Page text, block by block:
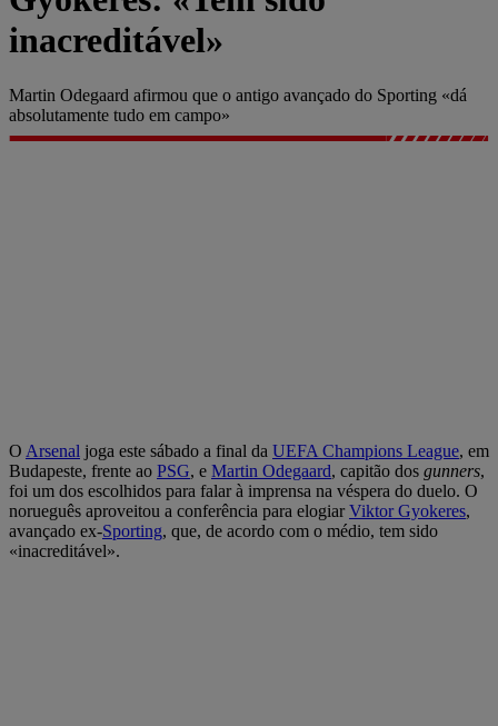
inacreditável»
Martin Odegaard afirmou que o antigo avançado do Sporting «dá
absolutamente tudo em campo»
O Arsenal joga este sábado a final da UEFA Champions League, em
Budapeste, frente ao PSG, e Martin Odegaard, capitão dos gunners,
foi um dos escolhidos para falar à imprensa na véspera do duelo. O
norueguês aproveitou a conferência para elogiarViktor Gyokeres,
avançado ex-Sporting, que, de acordo com o médio, tem sido
«inacreditável».